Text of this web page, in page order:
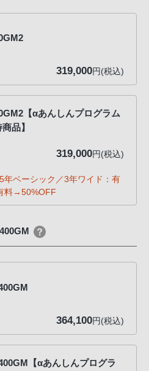
319,000円(税込)
【αあんしんプログラム
品】
319,000円(税込)
年ベーシック／3年ワイド：有
料→50%OFF
364,100円(税込)
【αあんしんプログラ